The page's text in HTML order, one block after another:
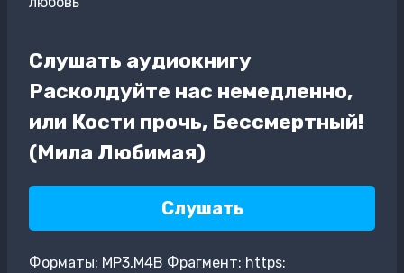
Слушать аудиокнигу
Расколдуйте нас немедленно,
или Кости прочь, Бессмертный!
(Мила Любимая)
Слушать
Форматы: MP3,M4B Фрагмент: https: